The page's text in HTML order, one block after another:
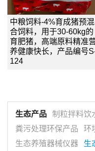
中粮饲料-4%育成猪预混
合饲料，用于30-60kg的
育肥猪，高端原料精准
养健康快长，产品编号
124
生态产品 制粒拌料饮
粪污处理环保产品
环
生态养殖器械仪器
生